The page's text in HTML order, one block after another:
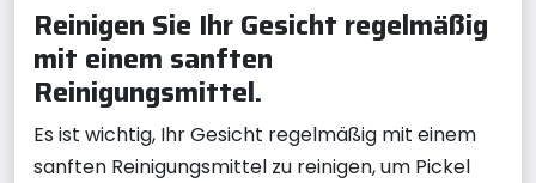
Reinigen Sie Ihr Gesicht regelmäßig
mit einem sanften
Reinigungsmittel.
Es ist wichtig, Ihr Gesicht regelmäßig mit einem
sanften Reinigungsmittel zu reinigen, um Pickel